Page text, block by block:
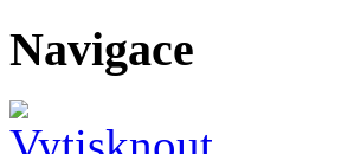
Navigace